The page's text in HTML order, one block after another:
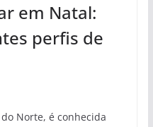
em Natal:
perfis de
Norte, é conhecida